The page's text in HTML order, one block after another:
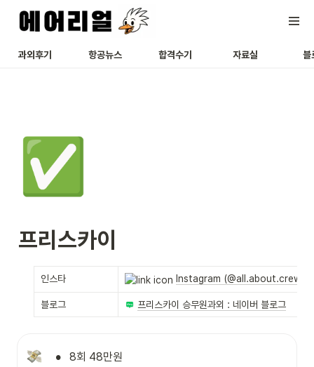
과외후기 항공뉴스 합격수기 자료실 블
✅
프리스카이
인스타 Instagram (@all.about.crew)
블로그 프리스카이 승무원과외 : 네이버 블로그
• 8회 48만원